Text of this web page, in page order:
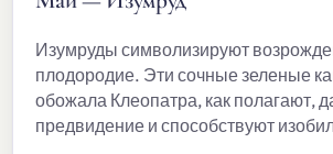
Изумруды символизируют
плодородие. Эти сочные зеленые
обожала Клеопатра, как полагают,
предвидение и способствуют